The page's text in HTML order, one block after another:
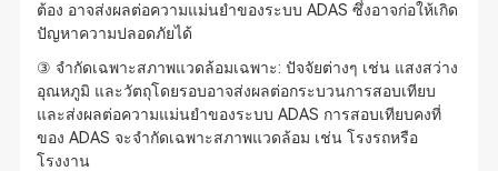
ต้อง อาจส่งผลต่อความแม่นยำของระบบ ADAS ซึ่งอาจก่อให้เกิด
ปัญหาความปลอดภัยได้
③ จำกัดเฉพาะสภาพแวดล้อมเฉพาะ: ปัจจัยต่างๆ เช่น แสงสว่าง
อุณหภูมิ และวัตถุโดยรอบอาจส่งผลต่อกระบวนการสอบเทียบ
และส่งผลต่อความแม่นยำของระบบ ADAS การสอบเทียบคงที่
ของ ADAS จะจำกัดเฉพาะสภาพแวดล้อม เช่น โรงรถหรือ
โรงงาน